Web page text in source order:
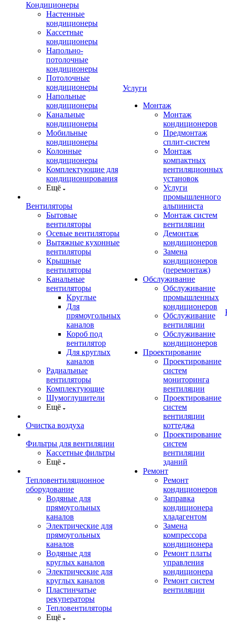
Кондиционеры
Настенные
кондиционеры
Кассетные
кондиционеры
Напольно-
потолочные
кондиционеры
Потолочные
кондиционеры
Напольные
кондиционеры
Канальные
кондиционеры
Мобильные
кондиционеры
Колонные
кондиционеры
Комплектующие для
кондиционирования
Ещё
Вентиляторы
Бытовые
вентиляторы
Осевые вентиляторы
Вытяжные кухонные
вентиляторы
Крышные
вентиляторы
Канальные
вентиляторы
Круглые
Для
прямоугольных
каналов
Короб под
вентилятор
Для круглых
каналов
Радиальные
вентиляторы
Комплектующие
Шумоглушители
Ещё
Очистка воздуха
Фильтры для вентиляции
Кассетные фильтры
Ещё
Тепловентиляционное
оборудование
Водяные для
прямоугольных
каналов
Электрические для
прямоугольных
каналов
Водяные для
круглых каналов
Электрические для
круглых каналов
Пластинчатые
рекуператоры
Тепловентиляторы
Ещё
Услуги
Монтаж
Монтаж
кондиционеров
Предмонтаж
сплит-систем
Монтаж
компактных
вентиляционных
установок
Услуги
промышленного
альпиниста
Монтаж систем
вентиляции
Демонтаж
кондиционеров
Замена
кондиционеров
(перемонтаж)
Обслуживание
Обслуживание
промышленных
кондиционеров
Обслуживание
вентиляции
Обслуживание
кондиционеров
Проектирование
Проектирование
систем
мониторинга
вентиляции
Проектирование
систем
вентиляции
коттеджа
Проектирование
систем
вентиляции
зданий
Ремонт
Ремонт
кондиционеров
Заправка
кондиционера
хладагентом
Замена
компрессора
кондиционера
Ремонт платы
управления
кондиционера
Ремонт систем
вентиляции